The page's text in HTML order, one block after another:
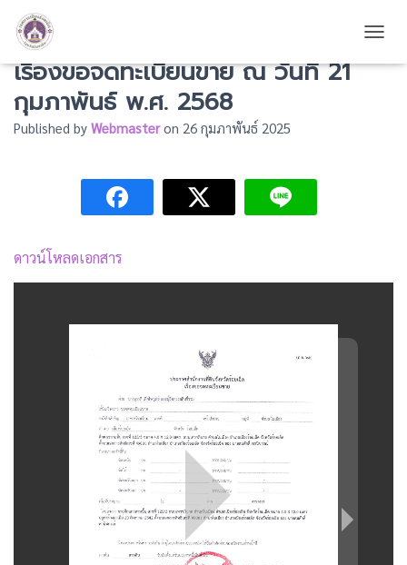
ประกาศสำนักงานที่ดินจังหวัดร้อยเอ็ด
เรื่องขอจดทะเบียนขาย ณ วันที่ 21
กุมภาพันธ์ พ.ศ. 2568
Published by Webmasteron 26 กุมภาพันธ์ 2025
ดาวน์โหลดเอกสาร